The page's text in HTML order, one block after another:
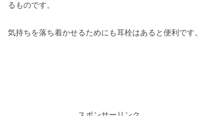
るものです。
気持ちを落ち着かせるためにも耳栓はあると便利です。